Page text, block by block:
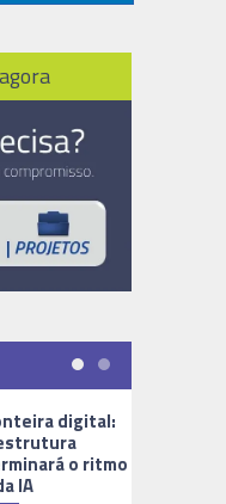
digital:
o ritmo
IA